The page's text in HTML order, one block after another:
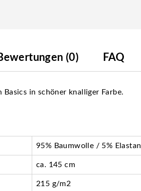
(0) FAQ
Basics in schöner knalliger Farbe.
95% Baumwolle / 5% Elastan
ca. 145 cm
215 g/m2